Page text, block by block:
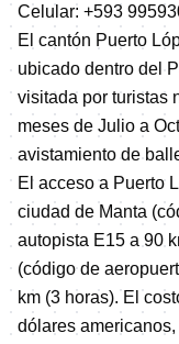
Celular: +593
El cantón Puerto
ubicado dentro del
visitada por turistas
meses de Julio a
avistamiento de
El acceso a Puerto
ciudad de Manta
autopista E15 a 90
(código de
km (3 horas). El
dólares